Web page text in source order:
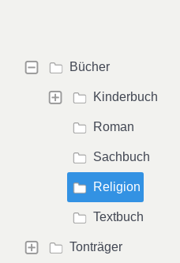
Bücher
Kinderbuch
Roman
Sachbuch
Religion
Textbuch
Tonträger